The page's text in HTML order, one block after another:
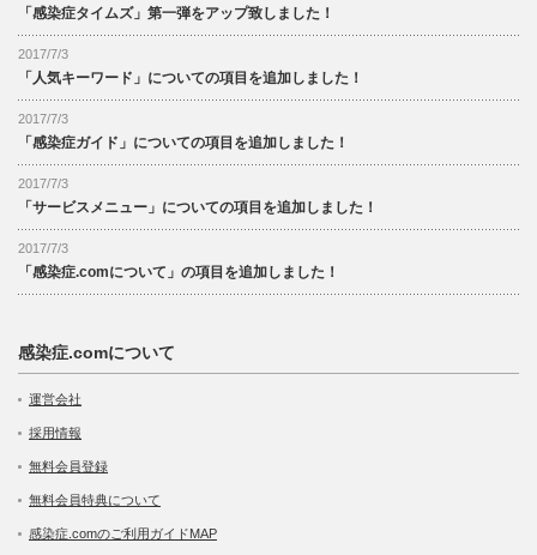
「感染症タイムズ」第一弾をアップ致しました！
2017/7/3
「人気キーワード」についての項目を追加しました！
2017/7/3
「感染症ガイド」についての項目を追加しました！
2017/7/3
「サービスメニュー」についての項目を追加しました！
2017/7/3
「感染症.comについて」の項目を追加しました！
感染症.comについて
運営会社
採用情報
無料会員登録
無料会員特典について
感染症.comのご利用ガイドMAP